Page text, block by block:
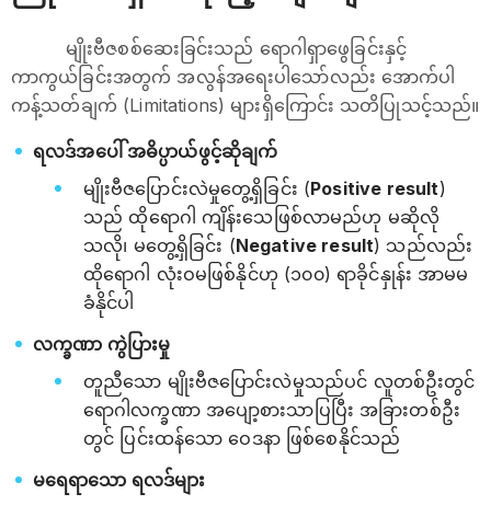
မျိုးဗီဇစစ်ဆေးခြင်းသည် ရောဂါရှာဖွေခြင်းနှင့်
ကာကွယ်ခြင်းအတွက် အလွန်အရေးပါသော်လည်း အောက်ပါ
ကန့်သတ်ချက် (Limitations) များရှိကြောင်း သတိပြုသင့်သည်။
ရလဒ်အပေါ် အဓိပ္ပာယ်ဖွင့်ဆိုချက်
မျိုးဗီဇပြောင်းလဲမှုတွေ့ရှိခြင်း (Positive result)
သည် ထိုရောဂါ ကျိန်းသေဖြစ်လာမည်ဟု မဆိုလို
သလို၊ မတွေ့ရှိခြင်း (Negative result) သည်လည်း
ထိုရောဂါ လုံးဝမဖြစ်နိုင်ဟု (၁၀၀) ရာခိုင်နှုန်း အာမမ
ခံနိုင်ပါ
လက္ခဏာ ကွဲပြားမှု
တူညီသော မျိုးဗီဇပြောင်းလဲမှုသည်ပင် လူတစ်ဦးတွင်
ရောဂါလက္ခဏာ အပျော့စားသာပြပြီး အခြားတစ်ဦး
တွင် ပြင်းထန်သော ဝေဒနာ ဖြစ်စေနိုင်သည်
မရေရာသော ရလဒ်များ